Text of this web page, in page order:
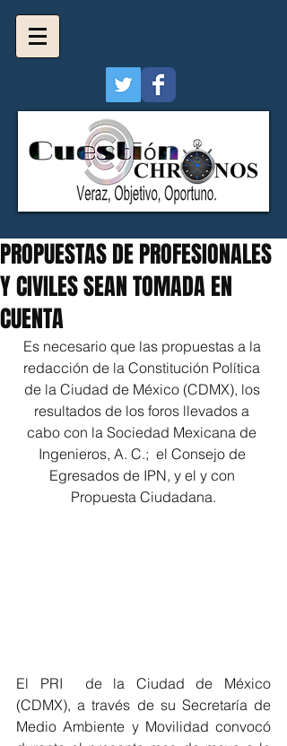
PROPUESTAS DE PROFESIONALES
Y CIVILES SEAN TOMADA EN
CUENTA
Es necesario que las propuestas a la
redacción de la Constitución Política
de la Ciudad de México (CDMX), los
resultados de los foros llevados a
cabo con la Sociedad Mexicana de
Ingenieros, A. C.;  el Consejo de
Egresados de IPN, y el y con
Propuesta Ciudadana.
El PRI  de la Ciudad de México
(CDMX), a través de su Secretaría de
Medio Ambiente y Movilidad convocó